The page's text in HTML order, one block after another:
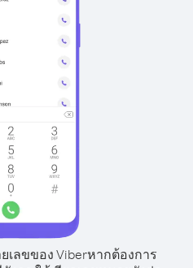
ลขของ Viberหากต้องการ